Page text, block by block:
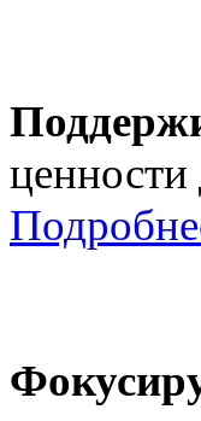
ценности